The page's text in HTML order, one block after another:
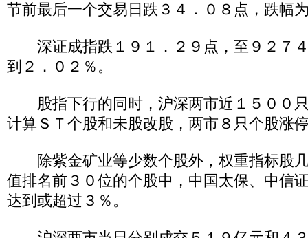
节前最后一个交易日跌３４．０８点，跌幅
深证成指跌１９１．２９点，至９２７
到２．０２％。
股指下行的同时，沪深两市近１５００
计算ＳＴ个股和未股改股，两市８只个股涨
除紫金矿业等少数个股外，权重指标股
值排名前３０位的个股中，中国太保、中信
达到或超过３％。